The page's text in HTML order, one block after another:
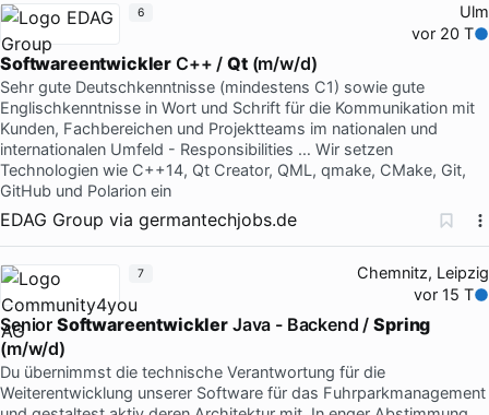
Ulm
vor 20 T
Softwareentwickler C++ /Qt(m/w/d)
Sehr gute Deutschkenntnisse (mindestens C1) sowie gute
Englischkenntnisse in Wort und Schrift für die Kommunikation mit
Kunden, Fachbereichen und Projektteams im nationalen und
internationalen Umfeld - Responsibilities … Wir setzen
Technologien wie C++14, Qt Creator, QML, qmake, CMake, Git,
GitHub und Polarion ein
EDAG Group via germantechjobs.de
6
Chemnitz, Leipzig
vor 15 T
Senior Softwareentwickler Java - Backend /Spring
(m/w/d)
Du übernimmst die technische Verantwortung für die
Weiterentwicklung unserer Software für das Fuhrparkmanagement
7